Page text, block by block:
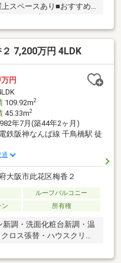
スペースあり■おすすめ
。そんな方におすすめし
リート打ちっぱなしの無機
。デザイン事務所、建築
ルサロン、エステ、予約
人の記憶に残る空間だか
します。
7,200万円 4LDK
万円
109.92m2
45.33m2
年7月(築44年2ヶ月)
鉄阪神なんば線 千鳥橋駅 徒
通
大阪市此花区梅香２
ルーフバルコニー
ン 所有権
調・洗面化粧台新調・温
ロス張替・ハウスクリー